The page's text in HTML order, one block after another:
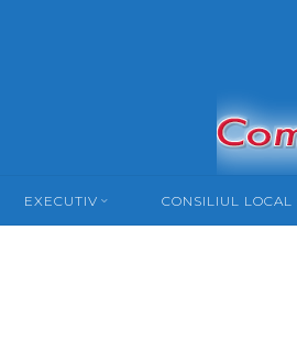
EXECUTIV CONSILIUL LOCAL